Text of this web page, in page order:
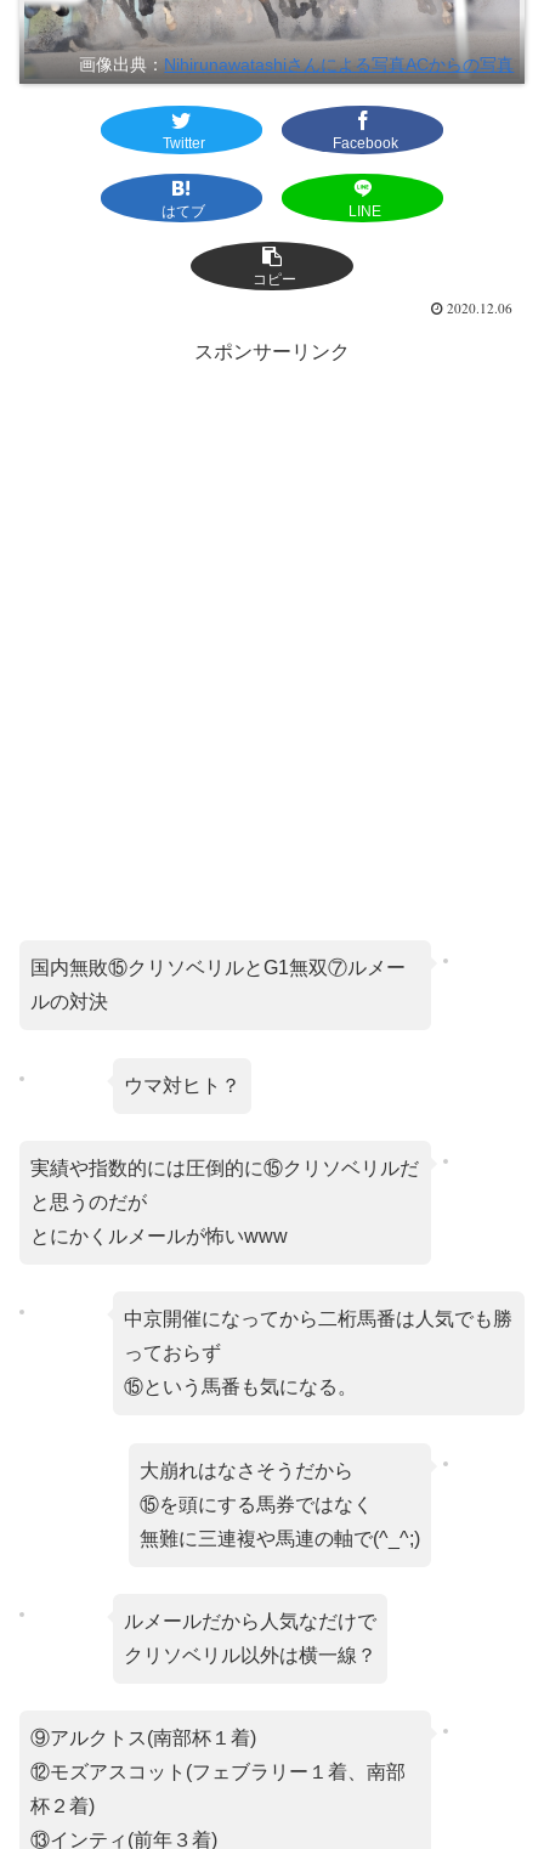
画像出典：Nihirunawatashiさんによる写真ACからの写真
Twitter Facebook
はてブ LINE
コピー
2020.12.06
スポンサーリンク
国内無敗⑮クリソベリルとG1無双⑦ルメー
ルの対決
ウマ対ヒト？
実績や指数的には圧倒的に⑮クリソベリルだ
と思うのだが
とにかくルメールが怖いwww
中京開催になってから二桁馬番は人気でも勝
っておらず
⑮という馬番も気になる。
大崩れはなさそうだから
⑮を頭にする馬券ではなく
無難に三連複や馬連の軸で(^_^;)
ルメールだから人気なだけで
クリソベリル以外は横一線？
⑨アルクトス(南部杯１着)
⑫モズアスコット(フェブラリー１着、南部
杯２着)
⑬インティ(前年３着)